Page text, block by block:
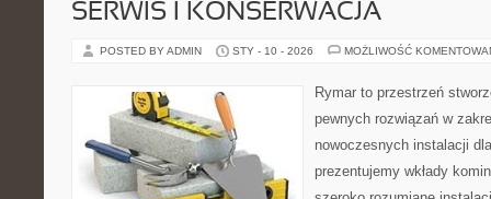
SERWIS I KONSERWACJA
POSTED BY ADMIN STY - 10 - 2026 MOŻLIWOŚĆ
Rymar to przestrzeń
pewnych rozwiązań w
nowoczesnych instalacji
prezentujemy wkłady